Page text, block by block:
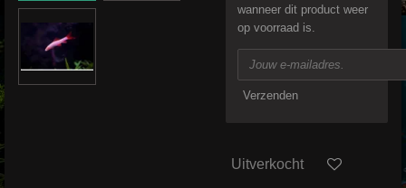
wanneer dit product weer
op voorraad is.
Verzenden
Uitverkocht